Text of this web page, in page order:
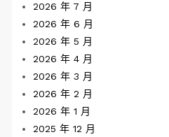
2026 年 7 月
2026 年 6 月
2026 年 5 月
2026 年 4 月
2026 年 3 月
2026 年 2 月
2026 年 1 月
2025 年 12 月